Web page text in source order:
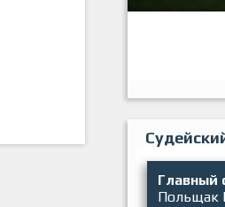
Главный
Польщак